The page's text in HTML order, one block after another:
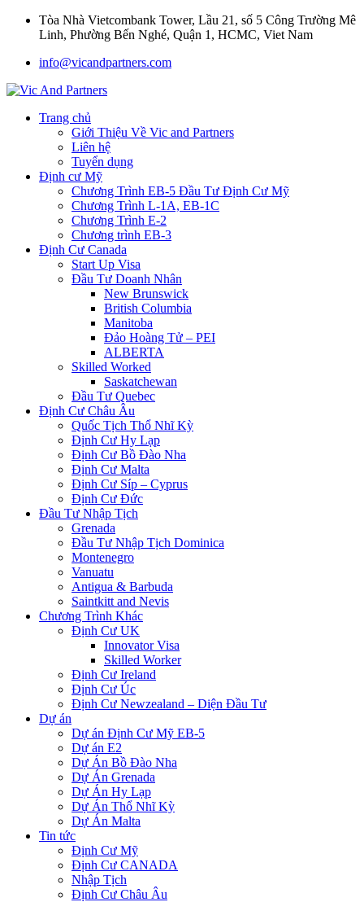
Tòa Nhà Vietcombank Tower, Lầu 21, số 5 Công Trường Mê
Linh, Phường Bến Nghé, Quận 1, HCMC, Viet Nam
info@vicandpartners.com
Trang chủ
Giới Thiệu Về Vic and Partners
Liên hệ
Tuyển dụng
Định cư Mỹ
Chương Trình EB-5 Đầu Tư Định Cư Mỹ
Chương Trình L-1A, EB-1C
Chương Trình E-2
Chương trình EB-3
Định Cư Canada
Start Up Visa
Đầu Tư Doanh Nhân
New Brunswick
British Columbia
Manitoba
Đảo Hoàng Tử – PEI
ALBERTA
Skilled Worked
Saskatchewan
Đầu Tư Quebec
Định Cư Châu Âu
Quốc Tịch Thổ Nhĩ Kỳ
Định Cư Hy Lạp
Định Cư Bồ Đào Nha
Định Cư Malta
Định Cư Síp – Cyprus
Định Cư Đức
Đầu Tư Nhập Tịch
Grenada
Đầu Tư Nhập Tịch Dominica
Montenegro
Vanuatu
Antigua & Barbuda
Saintkitt and Nevis
Chương Trình Khác
Định Cư UK
Innovator Visa
Skilled Worker
Định Cư Ireland
Định Cư Úc
Định Cư Newzealand – Diện Đầu Tư
Dự án
Dự án Định Cư Mỹ EB-5
Dự án E2
Dự Án Bồ Đào Nha
Dự Án Grenada
Dự Án Hy Lạp
Dự Án Thổ Nhĩ Kỳ
Dự Án Malta
Tin tức
Định Cư Mỹ
Định Cư CANADA
Nhập Tịch
Định Cư Châu Âu